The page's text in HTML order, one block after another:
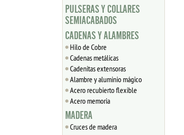
PULSERAS Y COLLARES
SEMIACABADOS
CADENAS Y ALAMBRES
Hilo de Cobre
Cadenas metálicas
Cadenitas extensoras
Alambre y aluminio mágico
Acero recubierto flexible
Acero memoria
MADERA
Cruces de madera